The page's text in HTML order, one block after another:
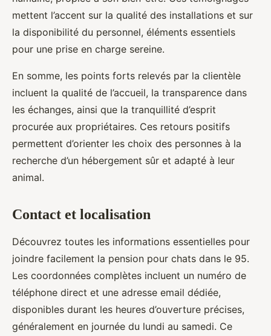
mettent l’accent sur la qualité des installations et sur
la disponibilité du personnel, éléments essentiels
pour une prise en charge sereine.
En somme, les points forts relevés par la clientèle
incluent la qualité de l’accueil, la transparence dans
les échanges, ainsi que la tranquillité d’esprit
procurée aux propriétaires. Ces retours positifs
permettent d’orienter les choix des personnes à la
recherche d’un hébergement sûr et adapté à leur
animal.
Contact et localisation
Découvrez toutes les informations essentielles pour
joindre facilement la pension pour chats dans le 95.
Les coordonnées complètes incluent un numéro de
téléphone direct et une adresse email dédiée,
disponibles durant les heures d’ouverture précises,
généralement en journée du lundi au samedi. Ce